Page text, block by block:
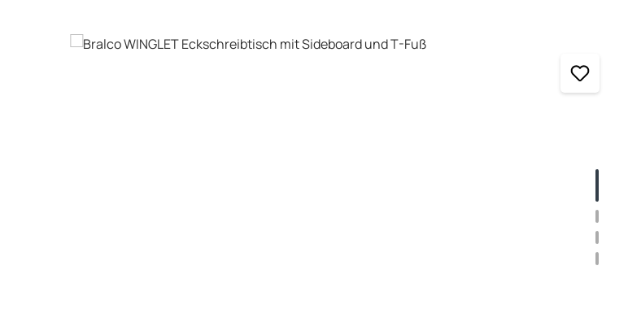
Bildergalerie überspringen